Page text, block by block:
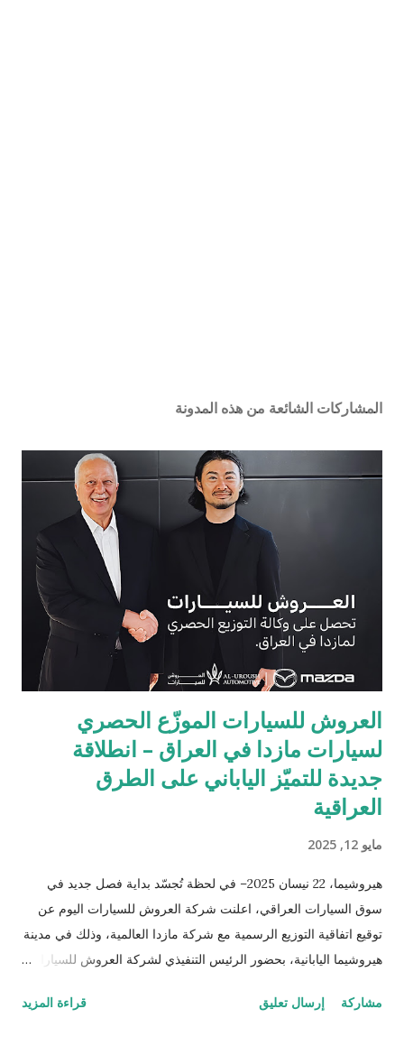
المشاركات الشائعة من هذه المدونة
العروش للسيارات الموزّع الحصري
لسيارات مازدا في العراق – انطلاقة
جديدة للتميّز الياباني على الطرق
العراقية
مايو 12, 2025
هيروشيما، 22 نيسان 2025– في لحظة تُجسّد بداية فصل جديد في
سوق السيارات العراقي، اعلنت شركة العروش للسيارات اليوم عن
توقيع اتفاقية التوزيع الرسمية مع شركة مازدا العالمية، وذلك في مدينة
هيروشيما اليابانية، بحضور الرئيس التنفيذي لشركة العروش للسيارات
للمبيعات والتسويق العالمي لشركة مازدا. وبموجب هذه الشراكة،
مشاركة إرسال تعليق قراءة المزيد